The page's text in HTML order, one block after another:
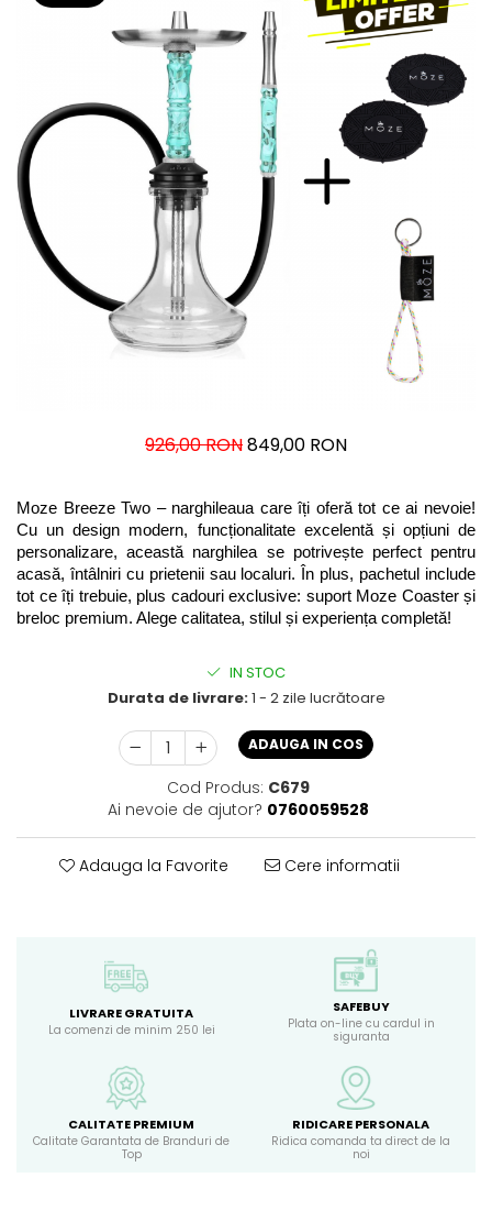
926,00 RON849,00 RON
Moze Breeze Two – narghileaua care îți oferă tot ce ai nevoie!
Cu un design modern, funcționalitate excelentă și opțiuni de
personalizare, această narghilea se potrivește perfect pentru
acasă, întâlniri cu prietenii sau localuri. În plus, pachetul include
tot ce îți trebuie, plus cadouri exclusive: suport Moze Coaster și
breloc premium. Alege calitatea, stilul și experiența completă!
IN STOC
Durata de livrare:1 - 2 zile lucrătoare
ADAUGA IN COS
Cod Produs: C679
Ai nevoie de ajutor? 0760059528
Adauga la Favorite Cere informatii
LIVRARE GRATUITA
La comenzi de minim 250 lei
SAFEBUY
Plata on-line cu cardul in
siguranta
CALITATE PREMIUM
Calitate Garantata de Branduri de
Top
RIDICARE PERSONALA
Ridica comanda ta direct de la
noi